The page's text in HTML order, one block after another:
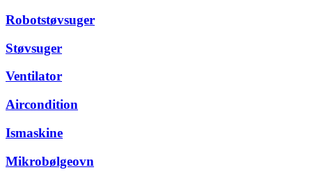
Robotstøvsuger
Støvsuger
Ventilator
Aircondition
Ismaskine
Mikrobølgeovn